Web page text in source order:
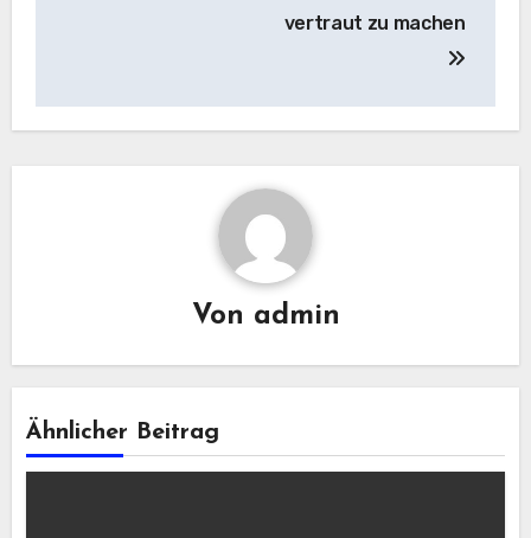
vertraut zu machen
Von admin
Ähnlicher Beitrag